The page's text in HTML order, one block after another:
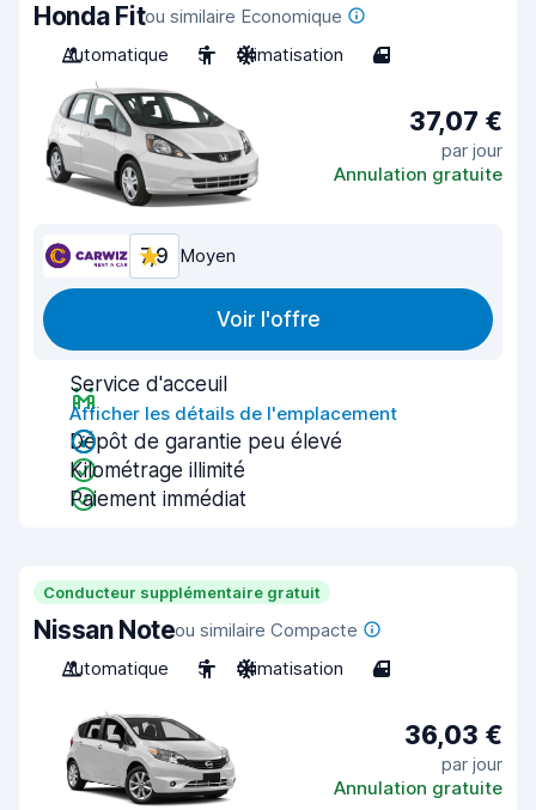
Honda Fitou similaire Economique
Automatique
5 Climatisation 4
37,07 €
par jour
Annulation gratuite
7,9 Moyen
Voir l'offre
Service d'acceuil
Afficher les détails de l'emplacement
Dépôt de garantie peu élevé
Kilométrage illimité
Paiement immédiat
Conducteur supplémentaire gratuit
Nissan Noteou similaire Compacte
Automatique
5 Climatisation 4
36,03 €
par jour
Annulation gratuite